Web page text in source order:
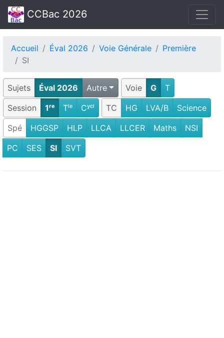
CCBac 2026
Accueil Éval 2026 Voie Générale
Première
SI
Sujets Éval 2026 Autre Voie G
T
Session
1ʳᵉ Tˡᵉ Cʸᶜˡ TC HG LVA/B
Science
Spé
HGGSP HLP LLCA LLCER Maths
NSI
PC
SES SI SVT